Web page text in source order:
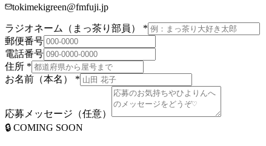
tokimekigreen@fmfuji.jp
ラジオネーム （まっ茶り部員）
*
郵便番号
電話番号
住所 *
お名前（本名） *
応募メッセージ（任意）
🔒 COMING SOON